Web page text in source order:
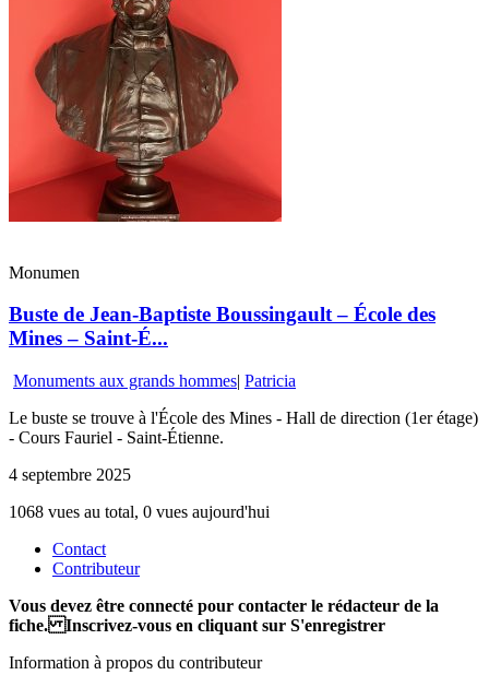
Monumen
Buste de Jean-Baptiste Boussingault – École des
Mines – Saint-É...
Monuments aux grands hommes| Patricia
Le buste se trouve à l'École des Mines - Hall de direction (1er étage)
- Cours Fauriel - Saint-Étienne.
4 septembre 2025
1068 vues au total, 0 vues aujourd'hui
Contact
Contributeur
Vous devez être connecté pour contacter le rédacteur de la
fiche. Inscrivez-vous en cliquant sur S'enregistrer
Information à propos du contributeur